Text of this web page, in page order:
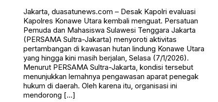
Jakarta, duasatunews.com – Desak Kapolri evaluasi
Kapolres Konawe Utara kembali menguat. Persatuan
Pemuda dan Mahasiswa Sulawesi Tenggara Jakarta
(PERSAMA Sultra-Jakarta) menyoroti aktivitas
pertambangan di kawasan hutan lindung Konawe Utara
yang hingga kini masih berjalan, Selasa (7/1/2026).
Menurut PERSAMA Sultra-Jakarta, kondisi tersebut
menunjukkan lemahnya pengawasan aparat penegak
hukum di daerah. Oleh karena itu, organisasi ini
mendorong […]